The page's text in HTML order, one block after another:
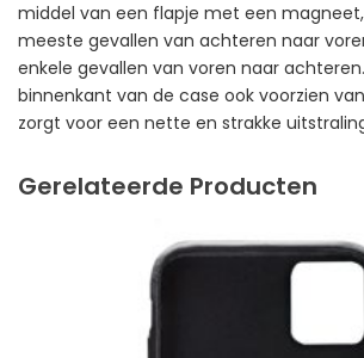
middel van een flapje met een
meeste gevallen van achteren naar
enkele gevallen van voren naar
binnenkant van de case ook voorzien
zorgt voor een nette en strakke
Gerelateerde Producten